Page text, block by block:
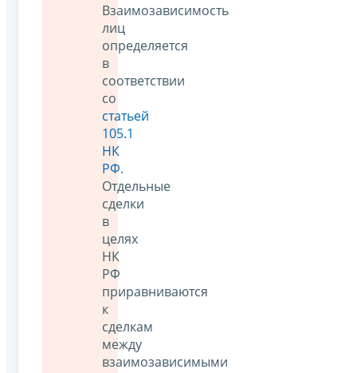
Взаимозависимость
лиц
определяется
в
соответствии
со
статьей
105.1
НК
РФ.
Отдельные
сделки
в
целях
НК
РФ
приравниваются
к
сделкам
между
взаимозависимыми